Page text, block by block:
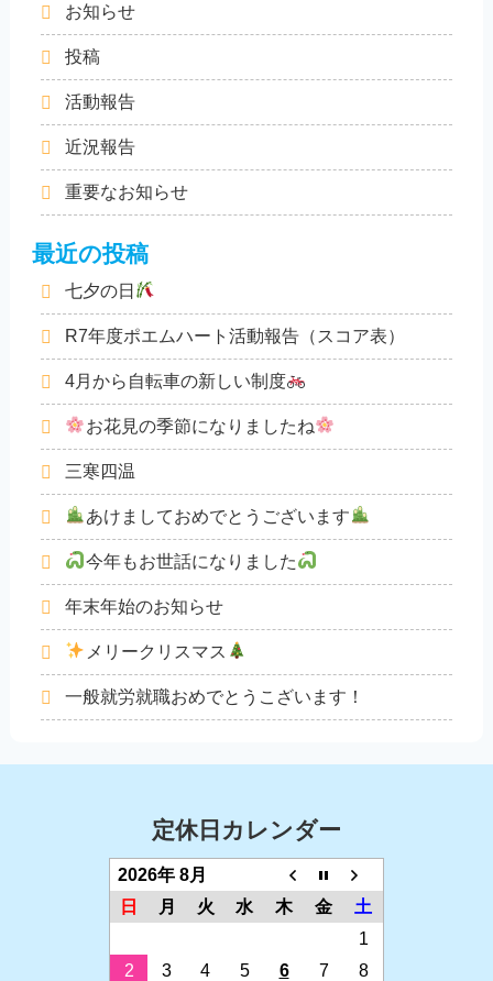
お知らせ
投稿
活動報告
近況報告
重要なお知らせ
最近の投稿
七夕の日
R7年度ポエムハート活動報告（スコア表）
4月から自転車の新しい制度
お花見の季節になりましたね
三寒四温
あけましておめでとうございます
今年もお世話になりました
年末年始のお知らせ
メリークリスマス
一般就労就職おめでとうこざいます！
定休日カレンダー
2026年 8月
日
月 火 水 木 金
土
1
2
3 4 5 6 7
8